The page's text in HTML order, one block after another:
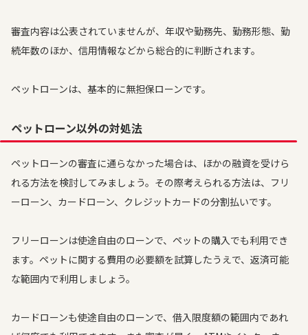
審査内容は公表されていませんが、年収や勤務先、勤務形態、勤
続年数のほか、信用情報などから総合的に判断されます。
ペットローンは、基本的に無担保ローンです。
ペットローン以外の対処法
ペットローンの審査に通らなかった場合は、ほかの融資を受けら
れる方法を検討してみましょう。その際考えられる方法は、フリ
ーローン、カードローン、クレジットカードの分割払いです。
フリーローンは使途自由のローンで、ペットの購入でも利用でき
ます。ペットに関する費用の必要額を試算したうえで、返済可能
な範囲内で利用しましょう。
カードローンも使途自由のローンで、借入限度額の範囲内であれ